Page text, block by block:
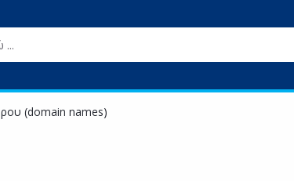
(domain names)